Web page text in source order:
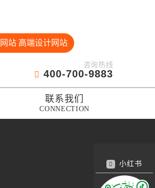
站 高端设计网站
咨询热线
400-700-9883
联系我们
CONNECTION
小红书